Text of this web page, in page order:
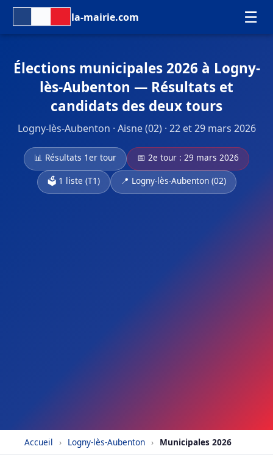
la-mairie.com ☰
Élections municipales 2026 à Logny-
lès-Aubenton — Résultats et
candidats des deux tours
Logny-lès-Aubenton · Aisne (02) · 22 et 29 mars 2026
📊 Résultats 1er tour
📅 2e tour : 29 mars 2026
🗳️ 1 liste (T1)
📍 Logny-lès-Aubenton (02)
Accueil › Logny-lès-Aubenton › Municipales 2026